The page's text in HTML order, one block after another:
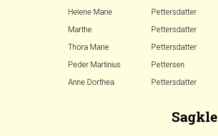
Helene Marie
Pettersdatter
Marthe
Pettersdatter
Thora Marie
Pettersdatter
Peder Martinius
Pettersen
Anne Dorthea
Pettersdatter